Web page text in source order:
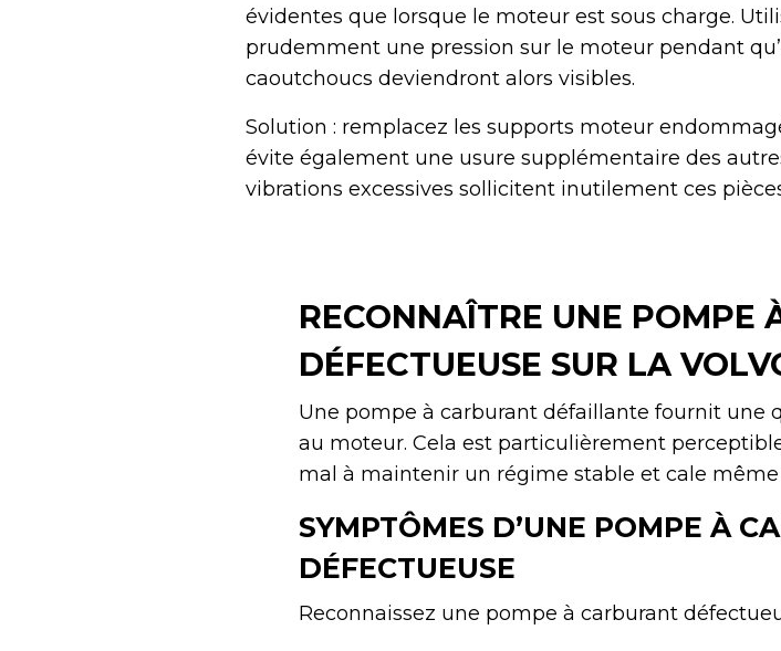
évidentes que lorsque le moteur est sous charge.
prudemment une pression sur le moteur pendant
caoutchoucs deviendront alors visibles.
Solution : remplacez les supports moteur
évite également une usure supplémentaire des
vibrations excessives sollicitent inutilement ces
RECONNAÎTRE UNE POMPE
DÉFECTUEUSE SUR LA
Une pompe à carburant défaillante fournit une
au moteur. Cela est particulièrement
mal à maintenir un régime stable et cale même
SYMPTÔMES D’UNE POMPE À
DÉFECTUEUSE
Reconnaissez une pompe à carburant